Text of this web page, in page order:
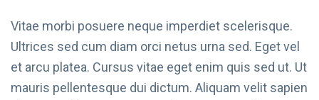
Vitae morbi posuere neque imperdiet scelerisque.
Ultrices sed cum diam orci netus urna sed. Eget vel
et arcu platea. Cursus vitae eget enim quis sed ut. Ut
mauris pellentesque dui dictum. Aliquam velit sapien